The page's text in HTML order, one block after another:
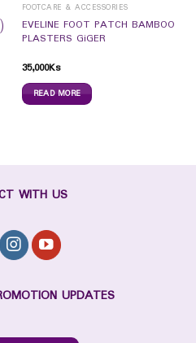
FOOTCARE & ACCESSORIES
EVELINE FOOT PATCH BAMBOO
PLASTERS GiGER
35,000Ks
READ MORE
WITH US
UPDATES